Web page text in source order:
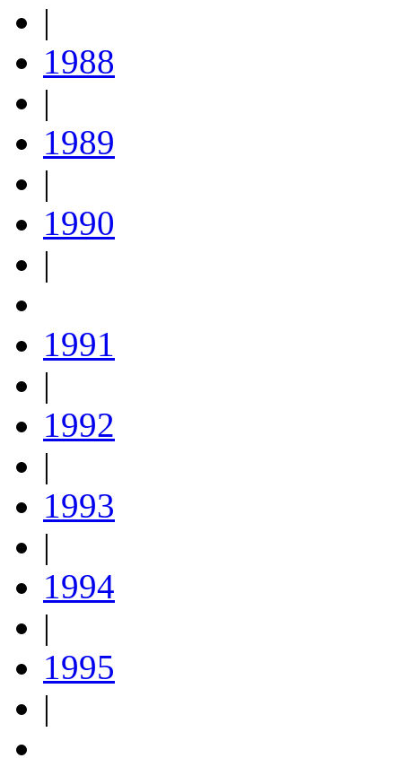
|
1988
|
1989
|
1990
|
1991
|
1992
|
1993
|
1994
|
1995
|